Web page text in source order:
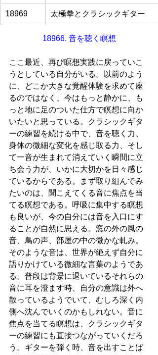
18969 太極拳とクラシックギター
18966. 音を聴く瞑想
ここ最近、再び瞑想実践に戻っていこ
うとしている自分がいる。以前のよう
に、どこか大きな覚醒体験を求めて座
るのではなく、今はもっと静かに、も
っと地に足のついた仕方で瞑想に向か
いたいと思っている。クラシックギタ
ーの練習を続ける中で、音を聴く力、
身体の微細な変化を感じ取る力、そし
て一音が生まれて消えていく瞬間に立
ち会う力が、いかに大切かを日々感じ
ているからである。まず取り組んでみ
たいのは、聞こえてくる音に焦点を当
てる瞑想である。呼吸に集中する瞑想
も良いが、今の自分には音を入口にす
ることが自然に思える。窓の外の風の
音、鳥の声、部屋の中の微かな軋み。
そのような音は、世界が絶えず自分に
語りかけている微細な言葉のようであ
る。普段は背景に退いているそれらの
音に耳を澄ます時、自分の意識は外へ
散っているようでいて、むしろ深く内
側へ沈んでいくのかもしれない。音に
焦点を当てる瞑想は、クラシックギタ
ーの練習にも直接つながっていくだろ
う。ギターを弾く時、音を出すことば